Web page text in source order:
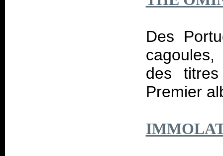
Des
cagoules,
des
Premier